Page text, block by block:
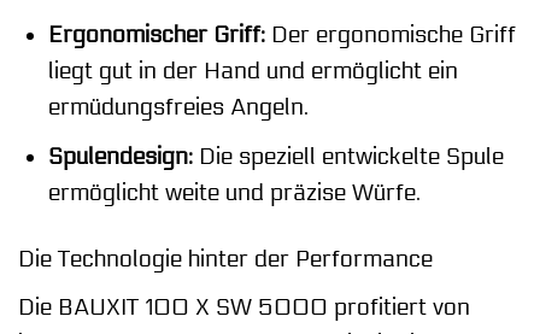
Ergonomischer Griff:Der ergonomische Griff
liegt gut in der Hand und ermöglicht ein
ermüdungsfreies Angeln.
Spulendesign:Die speziell entwickelte Spule
ermöglicht weite und präzise Würfe.
Die Technologie hinter der Performance
Die BAUXIT 100 X SW 5000 profitiert von